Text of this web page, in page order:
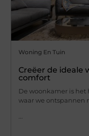
Woning En Tuin
Creëer de ideale
comfort
De woonkamer is het
waar we ontspannen